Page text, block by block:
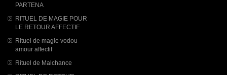
PARTENA
RITUEL DE MAGIE POUR
LE RETOUR AFFECTIF
Rituel de magie vodou
amour affectif
Rituel de Malchance